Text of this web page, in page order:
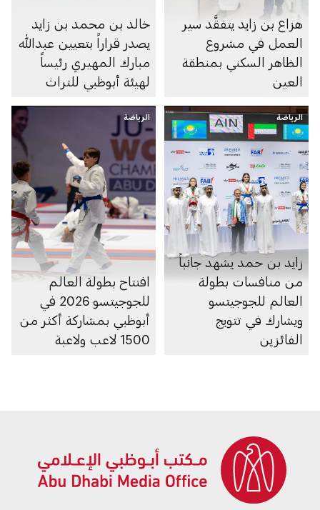
هزاع بن زايد يتفقَّد سير
العمل في مشروع
الظاهر السكني بمنطقة
العين
خالد بن محمد بن زايد
يصدر قراراً بتعيين عبدالله
مبارك المهيري رئيساً
لهيئة أبوظبي للتراث
الرياضة
زايد بن حمد يشهد جانباً
من منافسات بطولة
العالم للجوجيتسو
ويشارك في تتويج
الفائزين
الرياضة
افتتاح بطولة العالم
للجوجيتسو 2026 في
أبوظبي بمشاركة أكثر من
1500 لاعب ولاعبة